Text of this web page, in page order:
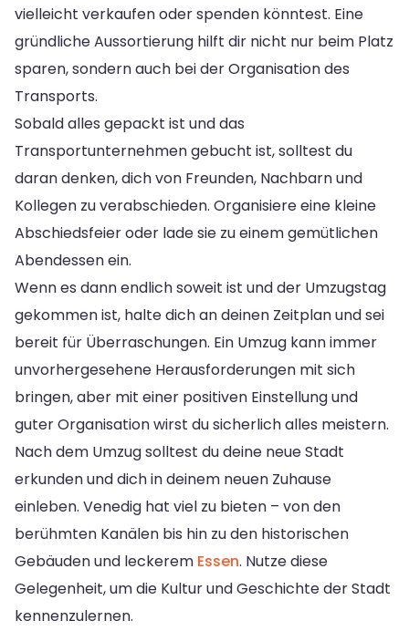
vielleicht verkaufen oder spenden könntest. Eine
gründliche Aussortierung hilft dir nicht nur beim Platz
sparen, sondern auch bei der Organisation des
Transports.
Sobald alles gepackt ist und das
Transportunternehmen gebucht ist, solltest du
daran denken, dich von Freunden, Nachbarn und
Kollegen zu verabschieden. Organisiere eine kleine
Abschiedsfeier oder lade sie zu einem gemütlichen
Abendessen ein.
Wenn es dann endlich soweit ist und der Umzugstag
gekommen ist, halte dich an deinen Zeitplan und sei
bereit für Überraschungen. Ein Umzug kann immer
unvorhergesehene Herausforderungen mit sich
bringen, aber mit einer positiven Einstellung und
guter Organisation wirst du sicherlich alles meistern.
Nach dem Umzug solltest du deine neue Stadt
erkunden und dich in deinem neuen Zuhause
einleben. Venedig hat viel zu bieten – von den
berühmten Kanälen bis hin zu den historischen
Gebäuden und leckerem Essen. Nutze diese
Gelegenheit, um die Kultur und Geschichte der Stadt
kennenzulernen.